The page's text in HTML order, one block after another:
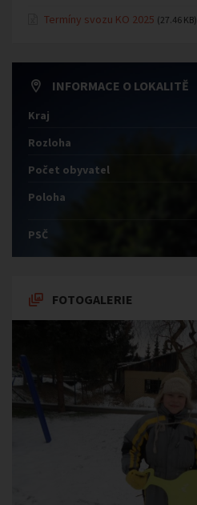
Termíny svozu KO 2025 (27.46 KB)
INFORMACE O LOKALITĚ
Kraj
Rozloha
Počet obyvatel
Poloha
PSČ
FOTOGALERIE